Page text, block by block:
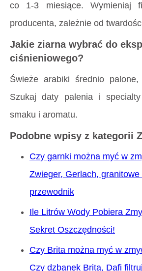
co 1-3 miesiące. Wymieniaj
producenta, zależnie od
Jakie ziarna wybrać do
ciśnieniowego?
Świeże arabiki średnio
Szukaj daty palenia i
smaku i aromatu.
Podobne wpisy z kategorii
Czy garnki można myć w
Zwieger, Gerlach, granitowe
przewodnik
Ile Litrów Wody Pobiera
Sekret Oszczędności!
Czy Brita można myć w
Czy dzbanek Brita, Dafi